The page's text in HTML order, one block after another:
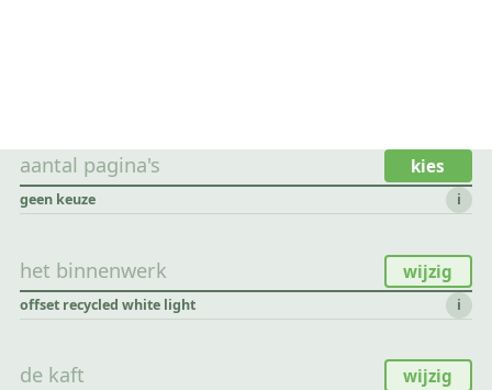
aantal pagina's kies
geen keuze i
het binnenwerk wijzig
offset recycled white light i
de kaft wijzig